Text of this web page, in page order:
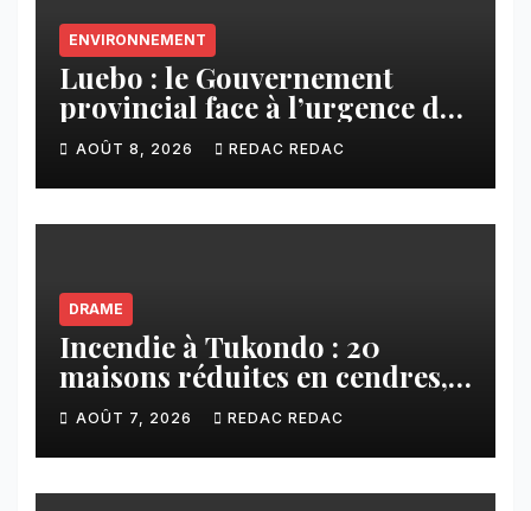
ENVIRONNEMENT
Luebo : le Gouvernement
provincial face à l’urgence des
érosions qui menacent la cité
AOÛT 8, 2026 REDAC REDAC
DRAME
Incendie à Tukondo : 20
maisons réduites en cendres,
plusieurs familles sans abri
AOÛT 7, 2026 REDAC REDAC